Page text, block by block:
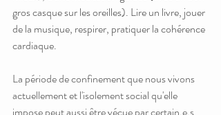
gros casque sur les oreilles). Lire un livre, jouer
de la musique, respirer, pratiquer la cohérence
cardiaque.
La période de confinement que nous vivons
actuellement et l'isolement social qu'elle